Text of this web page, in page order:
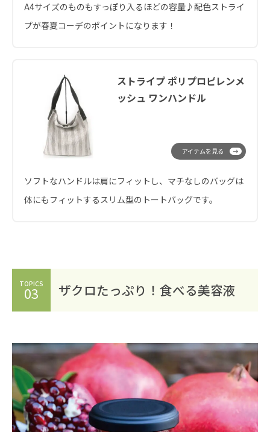
A4サイズのものもすっぽり入るほどの容量♪配色ストライ
プが春夏コーデのポイントになります！
ストライプ ポリプロピレンメ
ッシュ ワンハンドル
ソフトなハンドルは肩にフィットし、マチなしのバッグは
体にもフィットするスリム型のトートバッグです。
アイテムを見る
TOPICS
03 ザクロたっぷり！食べる美容液